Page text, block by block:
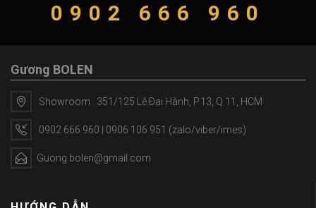
0902 666 960
Gương BOLEN
Showroom : 351/125 Lê Đại Hành, P.13, Q.11, HCM
0902 666 960 | 0906 106 951 (zalo/viber/imes)
Guong.bolen@gmail.com